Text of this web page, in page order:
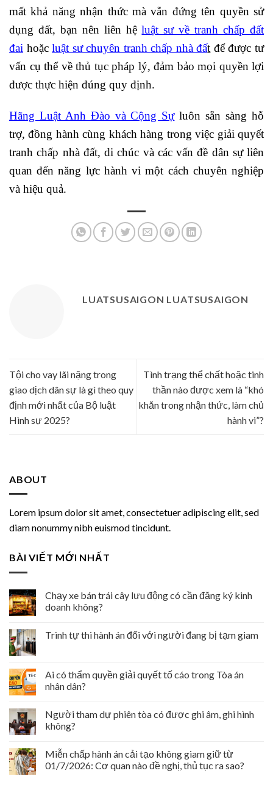
mất khả năng nhận thức mà vẫn đứng tên quyền sử
dụng đất, bạn nên liên hệluật sư về tranh chấp đất
đai hoặcluật sư chuyên tranh chấp nhà đất để được tư
vấn cụ thể về thủ tục pháp lý, đảm bảo mọi quyền lợi
được thực hiện đúng quy định.
Hãng Luật Anh Đào và Cộng Sựluôn sẵn sàng hỗ
trợ, đồng hành cùng khách hàng trong việc giải quyết
tranh chấp nhà đất, di chúc và các vấn đề dân sự liên
quan đến năng lực hành vi một cách chuyên nghiệp
và hiệu quả.
LUATSUSAIGON LUATSUSAIGON
Tội cho vay lãi nặng trong
giao dịch dân sự là gì theo quy
định mới nhất của Bộ luật
Hình sự 2025?
Tình trạng thể chất hoặc tinh
thần nào được xem là “khó
khăn trong nhận thức, làm chủ
hành vi”?
ABOUT
Lorem ipsum dolor sit amet, consectetuer adipiscing elit, sed
diam nonummy nibh euismod tincidunt.
BÀI VIẾT MỚI NHẤT
Chạy xe bán trái cây lưu động có cần đăng ký kinh
doanh không?
Trình tự thi hành án đối với người đang bị tạm giam
Ai có thẩm quyền giải quyết tố cáo trong Tòa án
nhân dân?
Người tham dự phiên tòa có được ghi âm, ghi hình
không?
Miễn chấp hành án cải tạo không giam giữ từ
01/7/2026: Cơ quan nào đề nghị, thủ tục ra sao?